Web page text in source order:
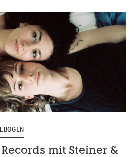
mit Steiner &